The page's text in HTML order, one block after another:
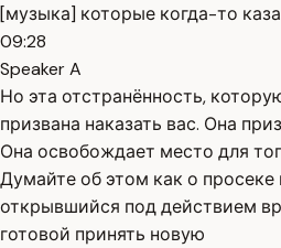
[музыка] которые когда-то
09:28
Speaker A
Но эта отстранённость,
призвана наказать вас. Она
Она освобождает место для
Думайте об этом как о просеке
открывшийся под действием
готовой принять новую